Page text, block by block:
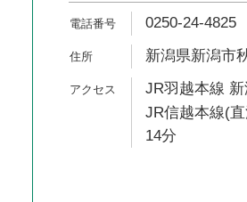
0250-24-4825
新潟県新潟市
JR羽越本線
JR信越本線(
14分